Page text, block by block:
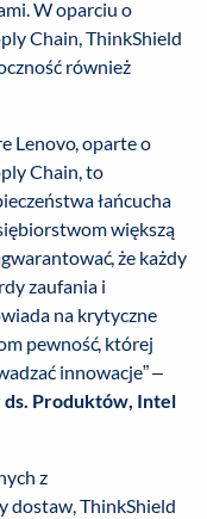
W oparciu o
Chain, ThinkShield
również
Lenovo, oparte o
Chain, to
łańcucha
większą
że każdy
zaufania i
na krytyczne
pewność, której
innowacje” –
ds. Produktów, Intel
z
dostaw, ThinkShield